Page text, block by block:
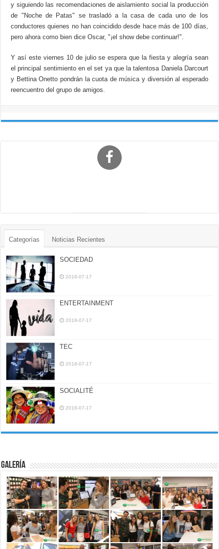
y siguiendo las recomendaciones de aislamiento social la producción
de "Noche de Patas" se trasladó a la casa de cada uno de los
conductores quienes no han coincidido desde hace más de 100 días,
pero ahora como bien dice Oscar, "¡el show debe continuar!".
Y así este viernes 10 de julio se espera que la fiesta y alegría sean
el principal sentimiento en el set ya que la talentosa Daniela Darcourt
y Bettina Onetto pondrán la cuota de música y diversión al esperado
reencuentro del grupo de amigos.
Categorías Noticias Recientes
SOCIEDAD
2018-07-17
ENTERTAINMENT
2018-07-17
TEC
2018-07-17
SOCIALITÉ
2018-07-17
Galería